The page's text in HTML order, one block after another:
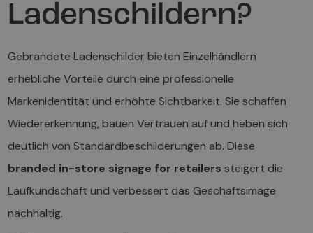
Ladenschildern?
Gebrandete Ladenschilder bieten Einzelhändlern
erhebliche Vorteile durch eine professionelle
Markenidentität und erhöhte Sichtbarkeit. Sie schaffen
Wiedererkennung, bauen Vertrauen auf und heben sich
deutlich von Standardbeschilderungen ab. Diese
branded in-store signage for retailers steigert die
Laufkundschaft und verbessert das Geschäftsimage
nachhaltig.